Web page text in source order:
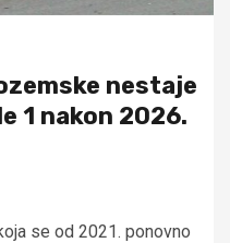
nestaje
1 nakon 2026.
se od 2021. ponovno